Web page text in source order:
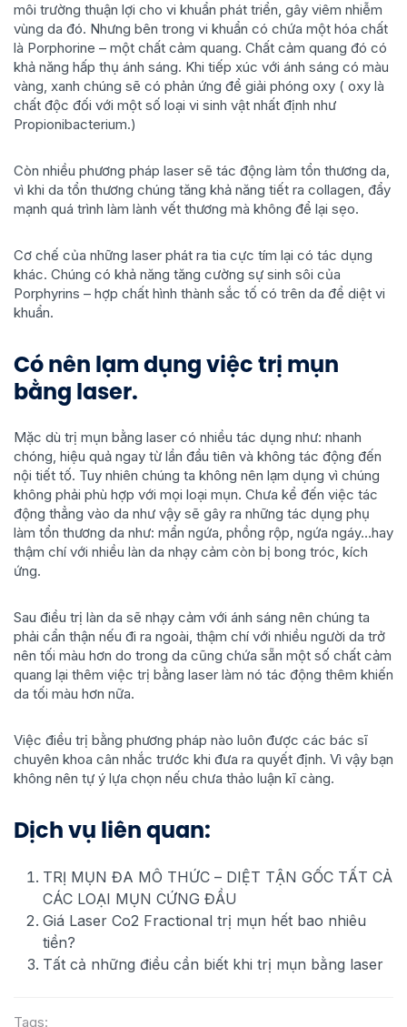
môi trường thuận lợi cho vi khuẩn phát triển, gây viêm nhiễm
vùng da đó. Nhưng bên trong vi khuẩn có chứa một hóa chất
là Porphorine – một chất cảm quang. Chất cảm quang đó có
khả năng hấp thụ ánh sáng. Khi tiếp xúc với ánh sáng có màu
vàng, xanh chúng sẽ có phản ứng để giải phóng oxy ( oxy là
chất độc đối với một số loại vi sinh vật nhất định như
Propionibacterium.)
Còn nhiều phương pháp laser sẽ tác động làm tổn thương da,
vì khi da tổn thương chúng tăng khả năng tiết ra collagen, đẩy
mạnh quá trình làm lành vết thương mà không để lại sẹo.
Cơ chế của những laser phát ra tia cực tím lại có tác dụng
khác. Chúng có khả năng tăng cường sự sinh sôi của
Porphyrins – hợp chất hình thành sắc tố có trên da để diệt vi
khuẩn.
Có nên lạm dụng việc trị mụn
bằng laser.
Mặc dù trị mụn bằng laser có nhiều tác dụng như: nhanh
chóng, hiệu quả ngay từ lần đầu tiên và không tác động đến
nội tiết tố. Tuy nhiên chúng ta không nên lạm dụng vì chúng
không phải phù hợp với mọi loại mụn. Chưa kể đến việc tác
động thẳng vào da như vậy sẽ gây ra những tác dụng phụ
làm tổn thương da như: mẩn ngứa, phồng rộp, ngứa ngáy…hay
thậm chí với nhiều làn da nhạy cảm còn bị bong tróc, kích
ứng.
Sau điều trị làn da sẽ nhạy cảm với ánh sáng nên chúng ta
phải cẩn thận nếu đi ra ngoài, thậm chí với nhiều người da trở
nên tối màu hơn do trong da cũng chứa sẵn một số chất cảm
quang lại thêm việc trị bằng laser làm nó tác động thêm khiến
da tối màu hơn nữa.
Việc điều trị bằng phương pháp nào luôn được các bác sĩ
chuyên khoa cân nhắc trước khi đưa ra quyết định. Vì vậy bạn
không nên tự ý lựa chọn nếu chưa thảo luận kĩ càng.
Dịch vụ liên quan:
TRỊ MỤN ĐA MÔ THỨC – DIỆT TẬN GỐC TẤT CẢ
CÁC LOẠI MỤN CỨNG ĐẦU
Giá Laser Co2 Fractional trị mụn hết bao nhiêu
tiền?
Tất cả những điều cần biết khi trị mụn bằng laser
Tags: